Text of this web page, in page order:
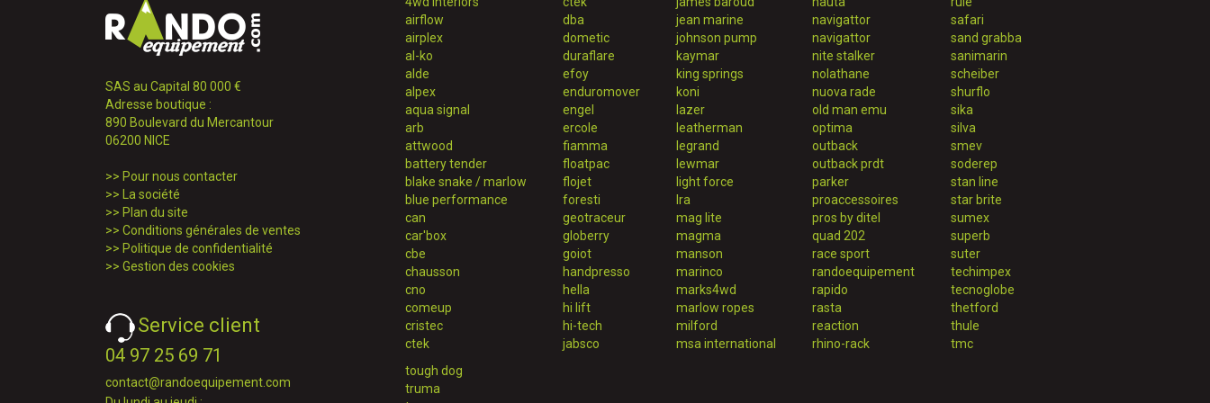
SAS au Capital 80 000 €
Adresse boutique :
890 Boulevard du Mercantour
06200 NICE
>> Pour nous contacter
>>
La société
>> Plan du site
>> Conditions générales de ventes
>> Politique de confidentialité
>> Gestion des cookies
Service client
04 97 25 69 71
contact@randoequipement.com
airflow
airplex
al-ko
alde
alpex
aqua signal
arb
attwood
battery tender
blake snake / marlow
blue performance
can
car'box
cbe
chausson
cno
comeup
cristec
ctek
dba
dometic
duraflare
efoy
enduromover
engel
ercole
fiamma
floatpac
flojet
foresti
geotraceur
globerry
goiot
handpresso
hella
hi lift
hi-tech
jabsco
jean marine
johnson pump
kaymar
king springs
koni
lazer
leatherman
legrand
lewmar
light force
lra
mag lite
magma
manson
marinco
marks4wd
marlow ropes
milford
msa international
navigattor
navigattor
nite stalker
nolathane
nuova rade
old man emu
optima
outback
outback prdt
parker
proaccessoires
pros by ditel
quad 202
race sport
randoequipement
rapido
rasta
reaction
rhino-rack
safari
sand grabba
sanimarin
scheiber
shurflo
sika
silva
smev
soderep
stan line
star brite
sumex
superb
suter
techimpex
tecnoglobe
thetford
thule
tmc
tough dog
truma